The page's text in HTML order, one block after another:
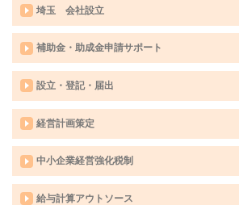
埼玉 会社設立
補助金・助成金申請サポート
設立・登記・届出
経営計画策定
中小企業経営強化税制
給与計算アウトソース